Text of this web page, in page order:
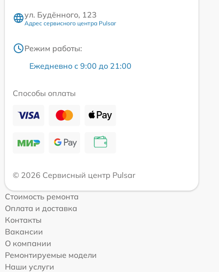
ул. Будённого, 123
Адрес сервисного центра Pulsar
Режим работы:
Ежедневно с 9:00 до 21:00
Способы оплаты
© 2026 Сервисный центр Pulsar
Стоимость ремонта
Оплата и доставка
Контакты
Вакансии
О компании
Ремонтируемые модели
Наши услуги